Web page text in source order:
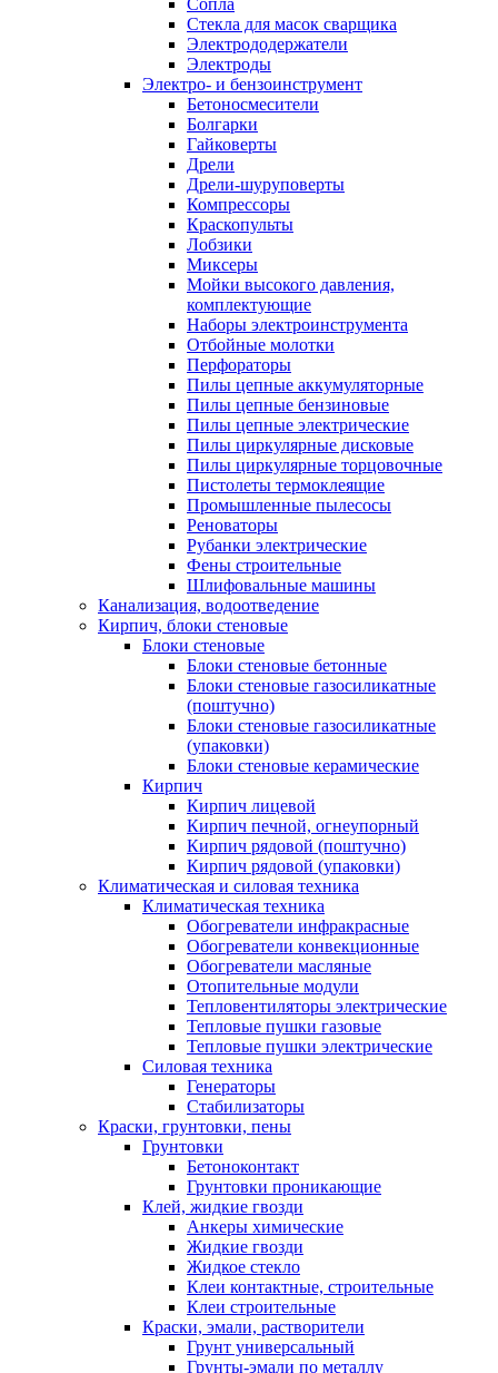
Сопла
Стекла для масок сварщика
Электрододержатели
Электроды
Электро- и бензоинструмент
Бетоносмесители
Болгарки
Гайковерты
Дрели
Дрели-шуруповерты
Компрессоры
Краскопульты
Лобзики
Миксеры
Мойки высокого давления,
комплектующие
Наборы электроинструмента
Отбойные молотки
Перфораторы
Пилы цепные аккумуляторные
Пилы цепные бензиновые
Пилы цепные электрические
Пилы циркулярные дисковые
Пилы циркулярные торцовочные
Пистолеты термоклеящие
Промышленные пылесосы
Реноваторы
Рубанки электрические
Фены строительные
Шлифовальные машины
Канализация, водоотведение
Кирпич, блоки стеновые
Блоки стеновые
Блоки стеновые бетонные
Блоки стеновые газосиликатные
(поштучно)
Блоки стеновые газосиликатные
(упаковки)
Блоки стеновые керамические
Кирпич
Кирпич лицевой
Кирпич печной, огнеупорный
Кирпич рядовой (поштучно)
Кирпич рядовой (упаковки)
Климатическая и силовая техника
Климатическая техника
Обогреватели инфракрасные
Обогреватели конвекционные
Обогреватели масляные
Отопительные модули
Тепловентиляторы электрические
Тепловые пушки газовые
Тепловые пушки электрические
Силовая техника
Генераторы
Стабилизаторы
Краски, грунтовки, пены
Грунтовки
Бетоноконтакт
Грунтовки проникающие
Клей, жидкие гвозди
Анкеры химические
Жидкие гвозди
Жидкое стекло
Клеи контактные, строительные
Клеи строительные
Краски, эмали, растворители
Грунт универсальный
Грунты-эмали по металлу